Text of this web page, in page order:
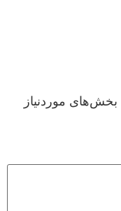
بخش‌های موردنیاز